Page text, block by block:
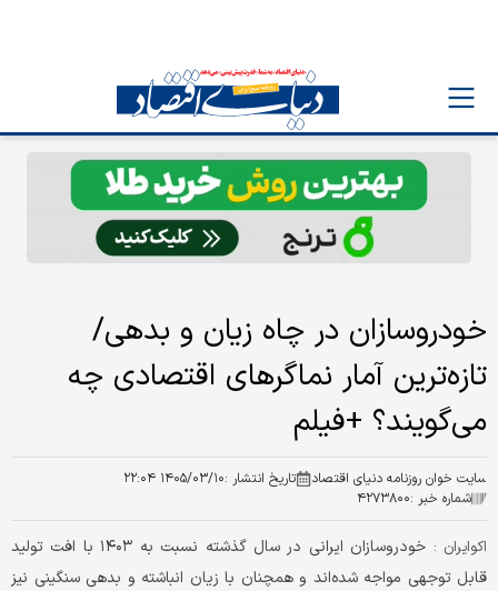
خودروسازان در چاه زیان و بدهی/
تازه‌ترین آمار نماگرهای اقتصادی چه
می‌گویند؟ +فیلم
سایت خوان روزنامه دنیای اقتصاد تاریخ انتشار :۱۴۰۵/۰۳/۱۰ ۲۲:۰۴
شماره خبر :۴۲۷۳۸۰۰
اکوایران :
خودروسازان ایرانی در سال گذشته نسبت به ۱۴۰۳ با افت تولید
قابل توجهی مواجه شده‌اند و همچنان با زیان انباشته و بدهی سنگینی نیز